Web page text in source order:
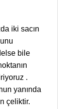
iki sacın
bile
.
yanında
çeliktir.